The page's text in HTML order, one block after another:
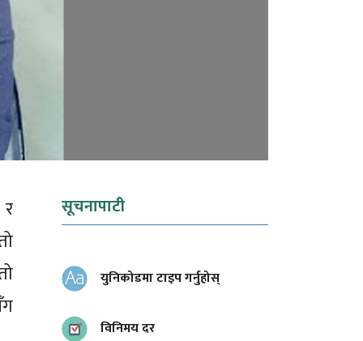
सूचनापाटी
युनिकोडमा टाइप गर्नुहोस्
विनिमय दर